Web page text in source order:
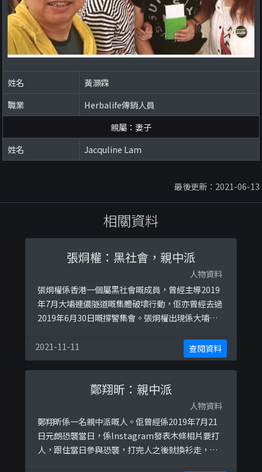
姓名
黃灝霖
職業
Herbalife傳銷人員
親屬：妻子
姓名
Jacquline Lam
最後更新：2021-06-13
相關資料
張烔權：黑社會，親中派
人物資料
張烔權係香港一個屬黑社會嘅成員，曾經主導2019
年7月大埔連儂隧道嘅集體破壞行動，佢亦曾經去過
2019年6月30日嘅撐警集會。張烔權出現係大埔嘅
母」資料，張烔權有份包二奶，並經常帶二奶出
街。
2021-11-11 查閱資料
鄭翔昕：親中派
人物資料
鄭翔昕係一名親中派嘅人。佢曾經係2019年7月21
日元朗恐襲當日，係Instagram發表木條相片要打
人，跟住當日參與恐襲，打完人之後就換衫走，以